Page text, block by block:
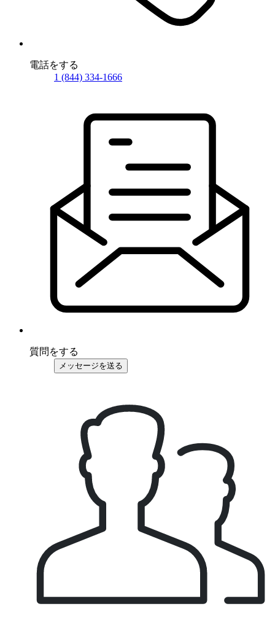
電話をする
1 (844) 334-1666
質問をする
メッセージを送る